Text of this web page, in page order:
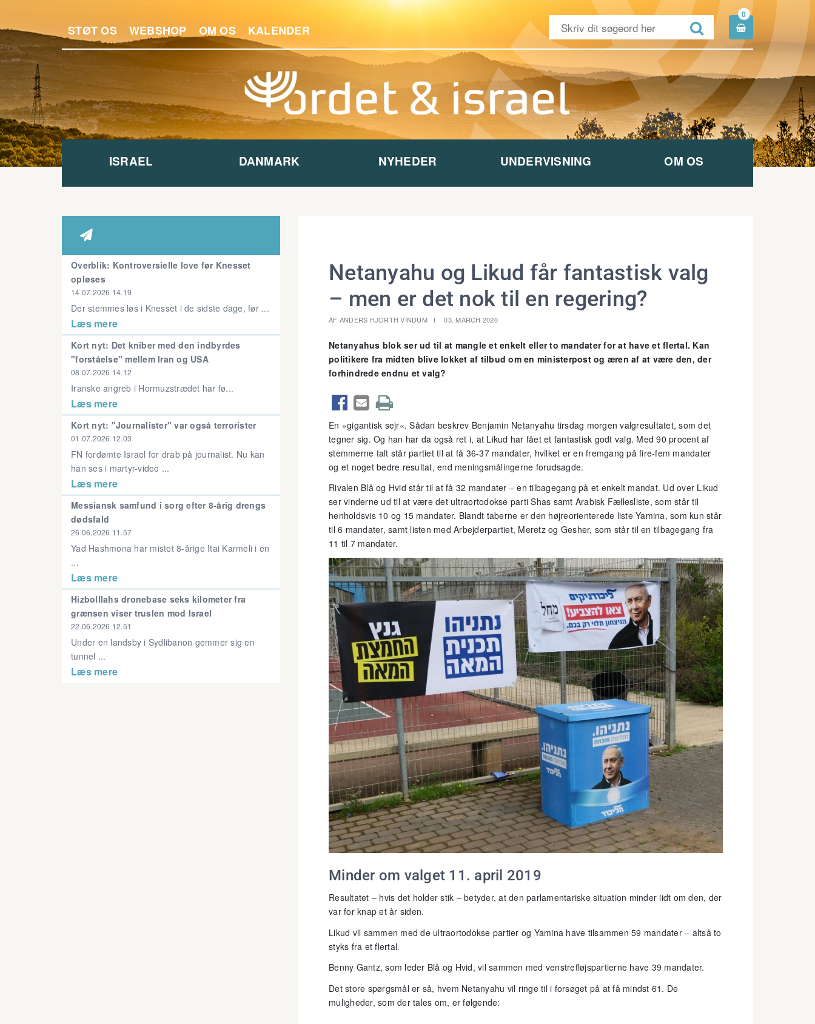
STØT OS WEBSHOP OM OS KALENDER 
0

ISRAEL DANMARK NYHEDER UNDERVISNING OM OS

Overblik: Kontroversielle love før Knesset
opløses
14.07.2026 14.19
Der stemmes løs i Knesset i de sidste dage, før ...
Læs mere
Kort nyt: Det kniber med den indbyrdes
"forståelse" mellem Iran og USA
08.07.2026 14.12
Iranske angreb i Hormuzstrædet har fø...
Læs mere
Kort nyt: "Journalister" var også terrorister
01.07.2026 12.03
FN fordømte Israel for drab på journalist. Nu kan
han ses i martyr-video ...
Læs mere
Messiansk samfund i sorg efter 8-årig drengs
dødsfald
26.06.2026 11.57
Yad Hashmona har mistet 8-årige Itai Karmeli i en
...
Læs mere
Hizbolllahs dronebase seks kilometer fra
grænsen viser truslen mod Israel
22.06.2026 12.51
Under en landsby i Sydlibanon gemmer sig en
tunnel ...
Læs mere
Netanyahu og Likud får fantastisk valg
– men er det nok til en regering?
AF ANDERS HJORTH VINDUM 03. MARCH 2020
Netanyahus blok ser ud til at mangle et enkelt eller to mandater for at have et flertal. Kan
politikere fra midten blive lokket af tilbud om en ministerpost og æren af at være den, der
forhindrede endnu et valg?
  
En »gigantisk sejr«. Sådan beskrev Benjamin Netanyahu tirsdag morgen valgresultatet, som det
tegner sig. Og han har da også ret i, at Likud har fået et fantastisk godt valg. Med 90 procent af
stemmerne talt står partiet til at få 36-37 mandater, hvilket er en fremgang på fire-fem mandater
og et noget bedre resultat, end meningsmålingerne forudsagde.
Rivalen Blå og Hvid står til at få 32 mandater – en tilbagegang på et enkelt mandat. Ud over Likud
ser vinderne ud til at være det ultraortodokse parti Shas samt Arabisk Fællesliste, som står til
henholdsvis 10 og 15 mandater. Blandt taberne er den højreorienterede liste Yamina, som kun står
til 6 mandater, samt listen med Arbejderpartiet, Meretz og Gesher, som står til en tilbagegang fra
11 til 7 mandater.
Minder om valget 11. april 2019
Resultatet – hvis det holder stik – betyder, at den parlamentariske situation minder lidt om den, der
var for knap et år siden.
Likud vil sammen med de ultraortodokse partier og Yamina have tilsammen 59 mandater – altså to
styks fra et flertal.
Benny Gantz, som leder Blå og Hvid, vil sammen med venstrefløjspartierne have 39 mandater.
Det store spørgsmål er så, hvem Netanyahu vil ringe til i forsøget på at få mindst 61. De
muligheder, som der tales om, er følgende: